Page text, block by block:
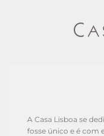
A Casa Lisboa se
fosse único e é com